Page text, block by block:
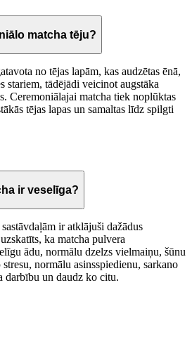
matcha tēju?
no tējas lapām, kas audzētas ēnā,
stariem, tādējādi veicinot augstāka
Ceremoniālajai matcha tiek noplūktas
tējas lapas un samaltas līdz spilgti
ir veselīga?
ir atklājuši dažādus
ka matcha pulvera
ādu, normālu dzelzs vielmaiņu, šūnu
normālu asinsspiedienu, sarkano
darbību un daudz ko citu.